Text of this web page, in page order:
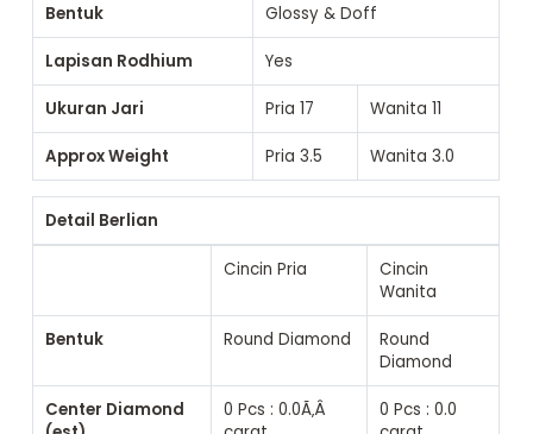
Bentuk Glossy & Doff
Lapisan Rodhium Yes
Ukuran Jari Pria17 Wanita11
Approx Weight Pria3.5 Wanita3.0
Detail Berlian
Cincin Pria
Cincin
Wanita
Bentuk Round Diamond
Round
Diamond
Center Diamond
0 Pcs : 0.0Ã‚Â
0 Pcs : 0.0